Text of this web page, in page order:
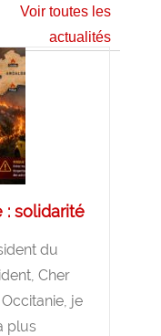
Voir toutes les
actualités
: solidarité
du
Cher
je
plus